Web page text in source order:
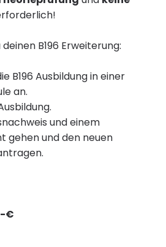
B196 Erweiterung:
B196 Ausbildung in einer
an.
und einem
gehen und den neuen
€